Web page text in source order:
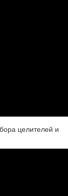
целителей и